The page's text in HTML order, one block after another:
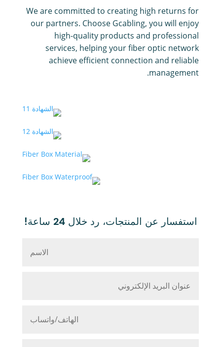
We are committed to creating high returns for
our partners. Choose Gcabling, you will enjoy
high-quality products and professional
services, helping your fiber optic network
achieve efficient connection and reliable
management.
استفسار عن المنتجات، رد خلال 24 ساعة!